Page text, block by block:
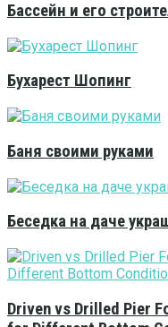
Бассейн и его
Бухарест Шопинг
Баня своими руками
Беседка на даче
Driven vs Drilled Pier